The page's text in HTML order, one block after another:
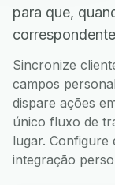
para que,
Sincronize
campos
dispare ações
único fluxo de
lugar. Configure
integração